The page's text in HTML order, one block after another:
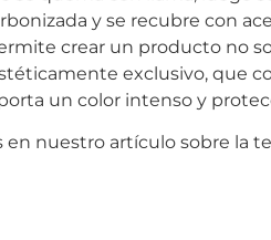
y se recubre con
crear un producto no
exclusivo, que
un color intenso y
en nuestro artículo sobre la